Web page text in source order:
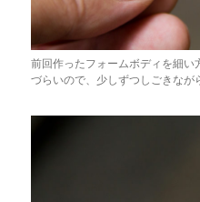
前回作ったフォームボディを細
づらいので、少しずつしごきなが